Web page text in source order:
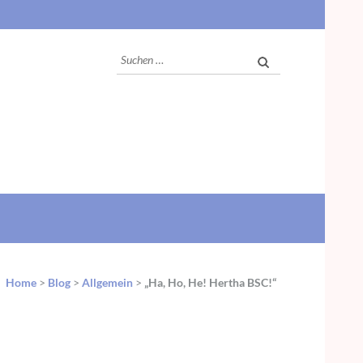
Suchen
nach:
Home > Blog > Allgemein > „Ha, Ho, He! Hertha BSC!“